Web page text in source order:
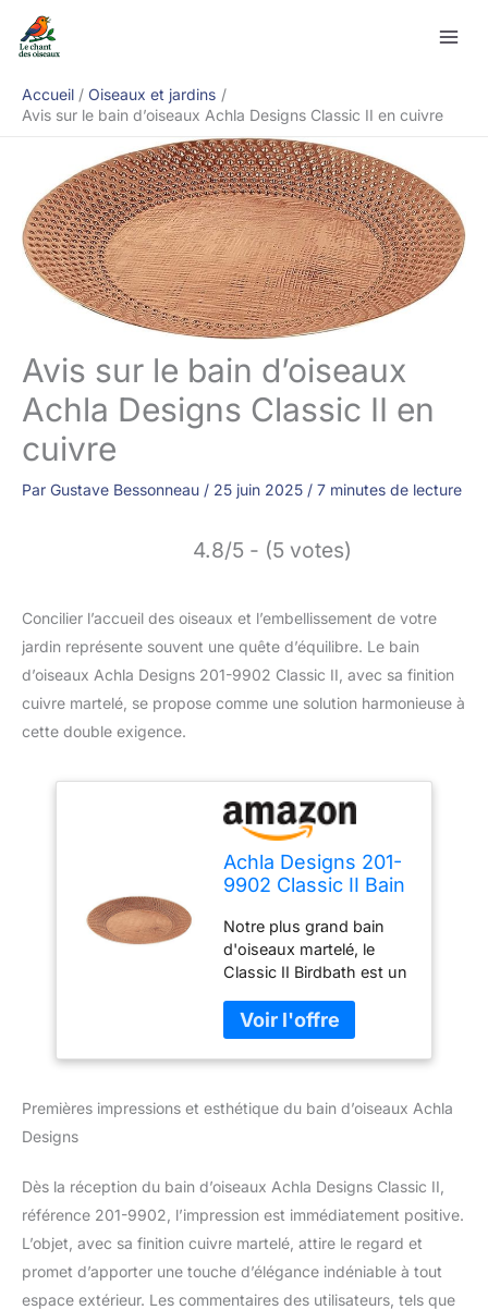
Accueil
Oiseaux et jardins
Avis sur le bain d’oiseaux Achla Designs Classic II en cuivre
Avis sur le bain d’oiseaux
Achla Designs Classic II en
cuivre
Par Gustave Bessonneau / 25 juin 2025 / 7 minutes de lecture
4.8/5 - (5 votes)
Concilier l’accueil des oiseaux et l’embellissement de votre
jardin représente souvent une quête d’équilibre. Le bain
d’oiseaux Achla Designs 201-9902 Classic II, avec sa finition
cuivre martelé, se propose comme une solution harmonieuse à
cette double exigence.
Achla Designs 201-
9902 Classic II Bain
Finition cuivre
Notre plus grand bain
d'oiseaux martelé, le
Classic II Birdbath est un
avec un large bord
perché et un fond plat
texturé Généreusement
diamètre x 5,3 cm de
maîtresse pour une
vignette de jardin ou un
point focal Design
martelé, hachures
croisées au centre avec
bord rond Fabriqué à la
Premières impressions et esthétique du bain d’oiseaux Achla
Designs
Dès la réception du bain d’oiseaux Achla Designs Classic II,
référence 201-9902, l’impression est immédiatement positive.
L’objet, avec sa finition cuivre martelé, attire le regard et
promet d’apporter une touche d’élégance indéniable à tout
espace extérieur. Les commentaires des utilisateurs, tels que
Rechercher